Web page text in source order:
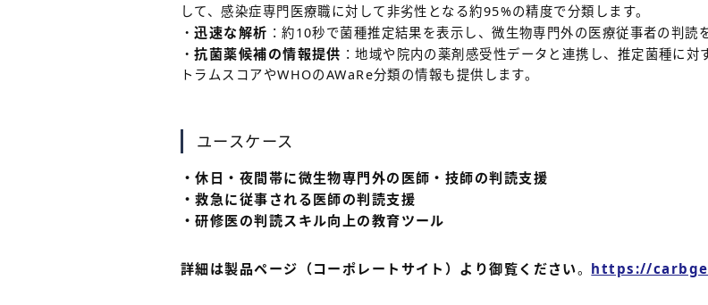
して、感染症専門医療職に対して非劣性となる約95%の精度で分類します。
・迅速な解析 ：約10秒で菌種推定結果を表示し、微生物専門外の医療従事者の判読
・抗菌薬候補の情報提供 ：地域や院内の薬剤感受性データと連携し、推定菌種に
トラムスコアやWHOのAWaRe分類の情報も提供します。
ユースケース
・休日・夜間帯に微生物専門外の医師・技師の判読支援
・救急に従事される医師の判読支援
・研修医の判読スキル向上の教育ツール
詳細は製品ページ（コーポレートサイト）より御覧ください。 https://